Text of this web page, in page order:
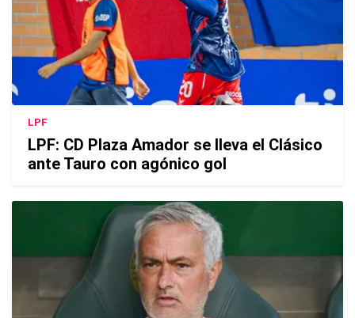
LPF
LPF: CD Plaza Amador se lleva el Clásico
ante Tauro con agónico gol